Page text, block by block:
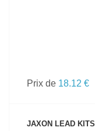
Prix de 18.12 €
JAXON LEAD KITS